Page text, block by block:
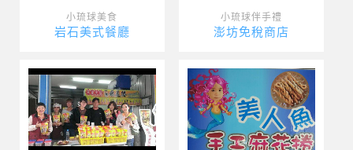
小琉球美食
岩石美式餐廳
小琉球伴手禮
澎坊免稅商店